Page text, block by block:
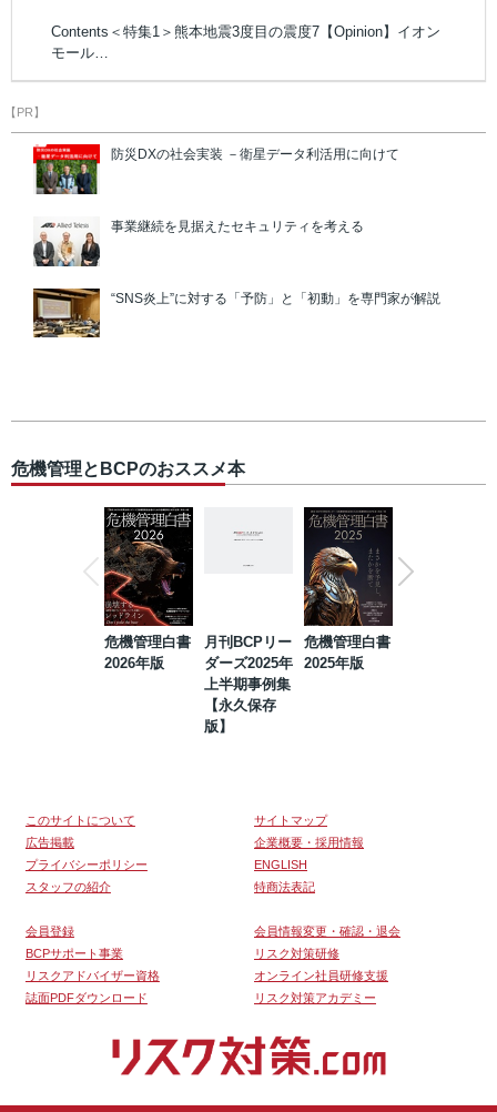
Contents＜特集1＞熊本地震3度目の震度7【Opinion】イオン
モール…
【PR】
防災DXの社会実装 －衛星データ利活用に向けて
事業継続を見据えたセキュリティを考える
“SNS炎上”に対する「予防」と「初動」を専門家が解説
危機管理とBCPのおススメ本
危機管理白書
2026年版
月刊BCPリー
ダーズ2025年
上半期事例集
【永久保存
版】
危機管理白書
2025年版
このサイトについて
サイトマップ
広告掲載
企業概要・採用情報
プライバシーポリシー
ENGLISH
スタッフの紹介
特商法表記
会員登録
会員情報変更・確認・退会
BCPサポート事業
リスク対策研修
リスクアドバイザー資格
オンライン社員研修支援
誌面PDFダウンロード
リスク対策アカデミー